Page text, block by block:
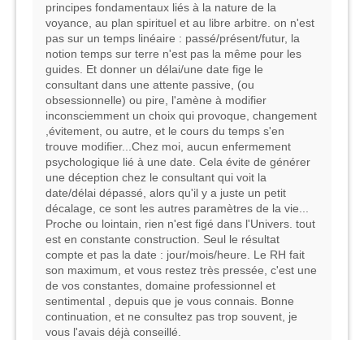
principes fondamentaux liés à la nature de la
voyance, au plan spirituel et au libre arbitre. on n'est
pas sur un temps linéaire : passé/présent/futur, la
notion temps sur terre n'est pas la même pour les
guides. Et donner un délai/une date fige le
consultant dans une attente passive, (ou
obsessionnelle) ou pire, l'amène à modifier
inconsciemment un choix qui provoque, changement
,évitement, ou autre, et le cours du temps s'en
trouve modifier...Chez moi, aucun enfermement
psychologique lié à une date. Cela évite de générer
une déception chez le consultant qui voit la
date/délai dépassé, alors qu'il y a juste un petit
décalage, ce sont les autres paramètres de la vie...
Proche ou lointain, rien n'est figé dans l'Univers. tout
est en constante construction. Seul le résultat
compte et pas la date : jour/mois/heure. Le RH fait
son maximum, et vous restez très pressée, c'est une
de vos constantes, domaine professionnel et
sentimental , depuis que je vous connais. Bonne
continuation, et ne consultez pas trop souvent, je
vous l'avais déjà conseillé.